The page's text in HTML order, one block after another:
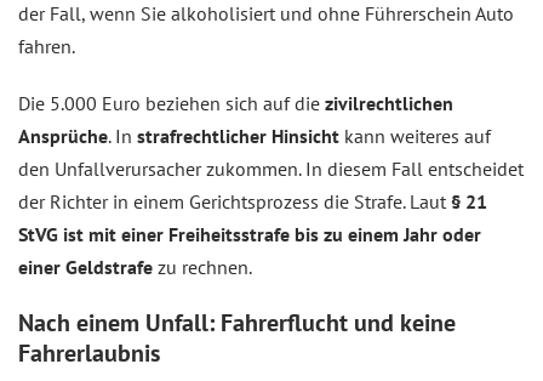
der Fall, wenn Sie alkoholisiert und ohne Führerschein Auto
fahren.
Die 5.000 Euro beziehen sich auf die zivilrechtlichen
Ansprüche. In strafrechtlicher Hinsicht kann weiteres auf
den Unfallverursacher zukommen. In diesem Fall entscheidet
der Richter in einem Gerichtsprozess die Strafe. Laut § 21
StVG ist mit einer Freiheitsstrafe bis zu einem Jahr oder
einer Geldstrafe zu rechnen.
Nach einem Unfall: Fahrerflucht und keine
Fahrerlaubnis